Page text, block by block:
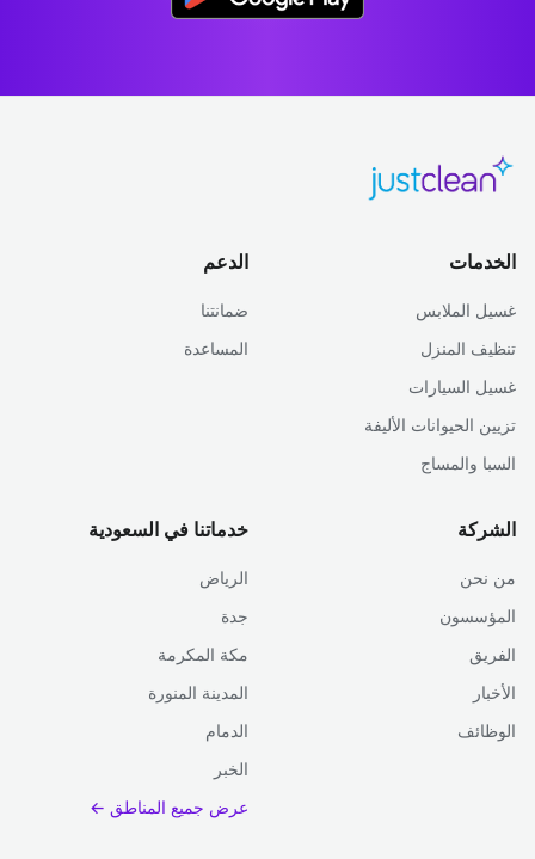
الخدمات
غسيل الملابس
تنظيف المنزل
غسيل السيارات
تزيين الحيوانات الأليفة
السبا والمساج
الدعم
ضمانتنا
المساعدة
الشركة
من نحن
المؤسسون
الفريق
الأخبار
الوظائف
خدماتنا في السعودية
الرياض
جدة
مكة المكرمة
المدينة المنورة
الدمام
الخبر
عرض جميع المناطق ←